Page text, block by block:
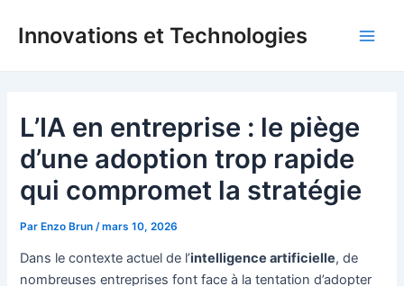
Innovations et Technologies
L’IA en entreprise : le piège
d’une adoption trop rapide
qui compromet la stratégie
ParEnzo Brun /mars 10, 2026
Dans le contexte actuel de l’intelligence artificielle, de
nombreuses entreprises font face à la tentation d’adopter